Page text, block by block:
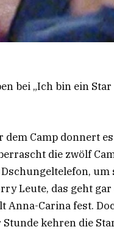
bei „Ich bin ein
Camp donnert
die zwölf
um
Leute, das geht gar
Anna-Carina fest.
kehren die